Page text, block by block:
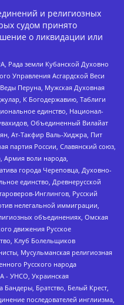
и религиозных
судом принято
о ликвидации или
Рада земли Кубанской Духовно
Управления Асгардской Веси
Перуна, Мужская Духовная
К Богодержавию, Таблиги
единство, Национал-
Объединенный Вилайат
Ат-Такфир Валь-Хиджра, Пит
партия России, Славянский союз,
Армия воли народа,
города Череповца, Духовно-
единство, Древнерусской
Инглингов, Русский
нелегальной иммиграции,
объединениях, Омская
движения Русское
Клуб Болельщиков
Мусульманская религиозная
Русского народа
- УНСО, Украинская
Бандеры, Братство, Белый Крест,
последователей инглиизма,